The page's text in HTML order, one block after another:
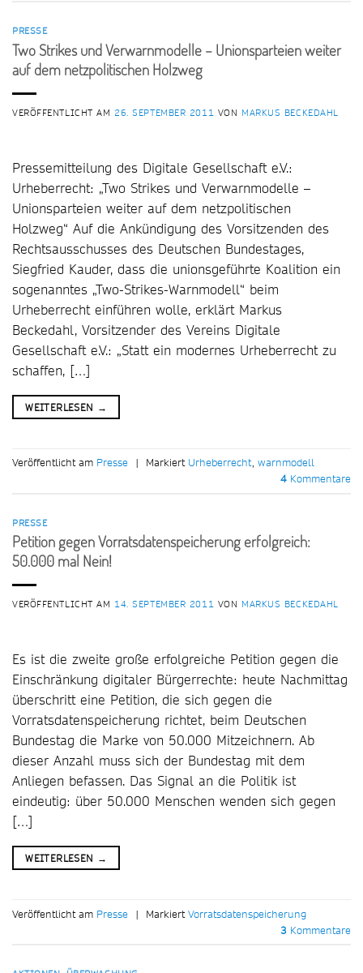
PRESSE
Two Strikes und Verwarnmodelle – Unionsparteien weiter
auf dem netzpolitischen Holzweg
VERÖFFENTLICHT AM 26. SEPTEMBER 2011 VON MARKUS BECKEDAHL
Pressemitteilung des Digitale Gesellschaft e.V.:
Urheberrecht: „Two Strikes und Verwarnmodelle –
Unionsparteien weiter auf dem netzpolitischen
Holzweg“ Auf die Ankündigung des Vorsitzenden des
Rechtsausschusses des Deutschen Bundestages,
Siegfried Kauder, dass die unionsgeführte Koalition ein
sogenanntes „Two-Strikes-Warnmodell“ beim
Urheberrecht einführen wolle, erklärt Markus
Beckedahl, Vorsitzender des Vereins Digitale
Gesellschaft e.V.: „Statt ein modernes Urheberrecht zu
schaffen, […]
WEITERLESEN →
Veröffentlicht am Presse | Markiert Urheberrecht, warnmodell
4 Kommentare
PRESSE
Petition gegen Vorratsdatenspeicherung erfolgreich:
50.000 mal Nein!
VERÖFFENTLICHT AM 14. SEPTEMBER 2011 VON MARKUS BECKEDAHL
Es ist die zweite große erfolgreiche Petition gegen die
Einschränkung digitaler Bürgerrechte: heute Nachmittag
überschritt eine Petition, die sich gegen die
Vorratsdatenspeicherung richtet, beim Deutschen
Bundestag die Marke von 50.000 Mitzeichnern. Ab
dieser Anzahl muss sich der Bundestag mit dem
Anliegen befassen. Das Signal an die Politik ist
eindeutig: über 50.000 Menschen wenden sich gegen
[…]
WEITERLESEN →
Veröffentlicht am Presse | MarkiertVorratsdatenspeicherung
3 Kommentare